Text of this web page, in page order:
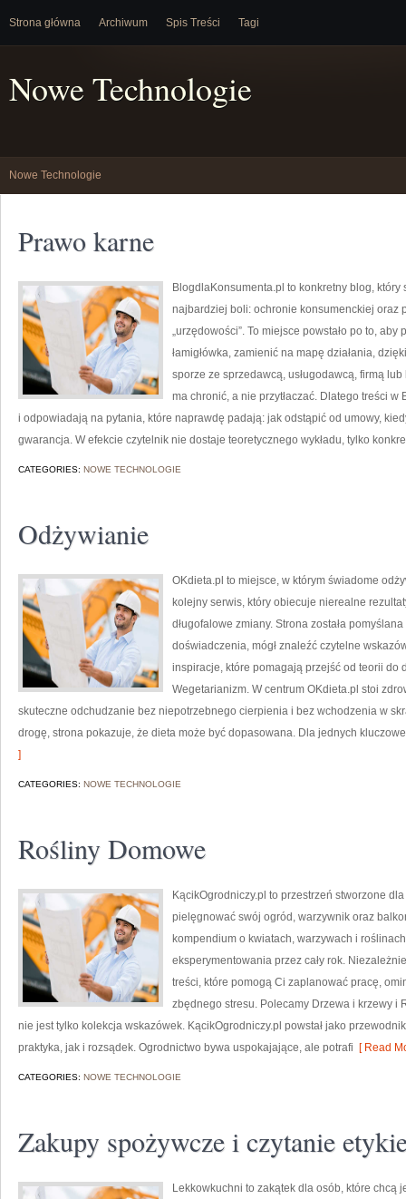
Strona główna Archiwum Spis Treści Tagi
Nowe Technologie
Nowe Technologie
Prawo karne
BlogdlaKonsumenta.pl to konkretny blog,
najbardziej boli: ochronie konsumenckiej oraz
„urzędowości”. To miejsce powstało po to,
łamigłówka, zamienić na mapę działania,
sporze ze sprzedawcą, usługodawcą, firmą
ma chronić, a nie przytłaczać. Dlatego treści
i odpowiadają na pytania, które naprawdę padają: jak odstąpić od umowy,
gwarancja. W efekcie czytelnik nie dostaje teoretycznego wykładu, tylko
CATEGORIES: NOWE TECHNOLOGIE
Odżywianie
OKdieta.pl to miejsce, w którym świadome
kolejny serwis, który obiecuje nierealne
długofalowe zmiany. Strona została
doświadczenia, mógł znaleźć czytelne
inspiracje, które pomagają przejść od teorii do
Wegetarianizm. W centrum OKdieta.pl stoi
skuteczne odchudzanie bez niepotrzebnego cierpienia i bez wchodzenia w
drogę, strona pokazuje, że dieta może być dopasowana. Dla jednych
]
CATEGORIES: NOWE TECHNOLOGIE
Rośliny Domowe
KącikOgrodniczy.pl to przestrzeń stworzone
pielęgnować swój ogród, warzywnik oraz
kompendium o kwiatach, warzywach i
eksperymentowania przez cały rok.
treści, które pomogą Ci zaplanować pracę,
zbędnego stresu. Polecamy Drzewa i krzewy i
nie jest tylko kolekcja wskazówek. KącikOgrodniczy.pl powstał jako
praktyka, jak i rozsądek. Ogrodnictwo bywa uspokajające, ale potrafi [ Read
CATEGORIES: NOWE TECHNOLOGIE
Zakupy spożywcze i czytanie
Lekkowkuchni to zakątek dla osób, które chcą